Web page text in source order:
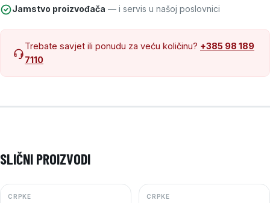
Jamstvo proizvođača — i servis u našoj poslovnici
Trebate savjet ili ponudu za veću količinu? +385 98 189
7110
SLIČNI PROIZVODI
CRPKE CRPKE